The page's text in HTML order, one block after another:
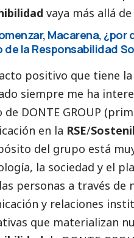
vaya más allá
Macarena,
de la Responsabilidad
positivo que tiene
siempre me ha
de DONTE GROUP
en la RSE/
del grupo está
la sociedad y el
personas a través de
y relaciones
que materializan